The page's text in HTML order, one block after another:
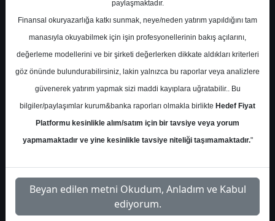
Ortalama Getiri Potansiyeli %42.94
Kurum Sayısı
6
Al
4
Endeks Üstü Get.
2
Salı, 03 Eylül 2024
paylaşmaktadır.
Finansal okuryazarlığa katkı sunmak, neye/neden yatırım yapıldığını tam
manasıyla okuyabilmek için işin profesyonellerinin bakış açılarını,
değerleme modellerini ve bir şirketi değerlerken dikkate aldıkları kriterleri
göz önünde bulundurabilirsiniz, lakin yalnızca bu raporlar veya analizlere
güvenerek yatırım yapmak sizi maddi kayıplara uğratabilir.. Bu
bilgiler/paylaşımlar kurum&banka raporları olmakla birlikte Hedef Fiyat
Platformu kesinlikle alım/satım için bir tavsiye veya yorum
yapmamaktadır ve yine kesinlikle tavsiye niteliği taşımamaktadır."
Beyan edilen metni Okudum, Anladım ve Kabul
ediyorum.